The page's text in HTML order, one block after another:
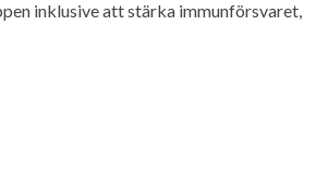
inklusive att stärka immunförsvaret,